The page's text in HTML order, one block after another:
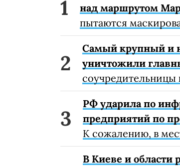
над маршрутом
пытаются
Самый крупный и
уничтожили
РФ ударила по
предприятий по
К сожалению, в
В Киеве и области